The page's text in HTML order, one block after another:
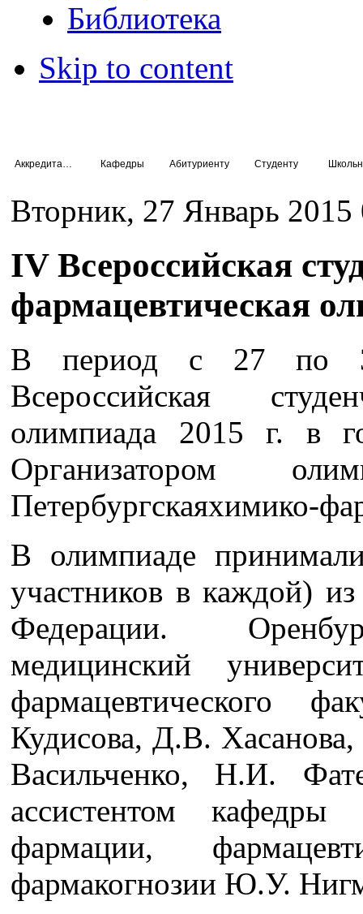
Библиотека
Skip to content
Кафедры Абитуриенту Студенту
Вторник, 27 Январь 2015
IV Всероссийская
фармацевтическая
В период с 27 по
Всероссийская
олимпиада 2015 г. в
Организатором
Петербургскаяхимико-
В олимпиаде
участников в каждой)
Федерации.
медицинский
фармацевтического
Кудисова, Д.В.
Васильченко, Н.И.
ассистентом
фармации,
фармакогнозии Ю.У.